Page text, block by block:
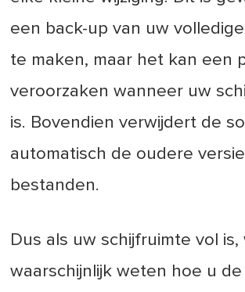
een back-up van uw
te maken, maar het kan een
veroorzaken wanneer uw
is. Bovendien verwijdert de
automatisch de oudere
bestanden.
Dus als uw schijfruimte vol is,
waarschijnlijk weten hoe u de